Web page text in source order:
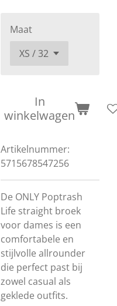
Maat
In
winkelwagen
Artikelnummer:
5715678547256
De ONLY Poptrash
Life straight broek
voor dames is een
comfortabele en
stijlvolle allrounder
die perfect past bij
zowel casual als
geklede outfits.